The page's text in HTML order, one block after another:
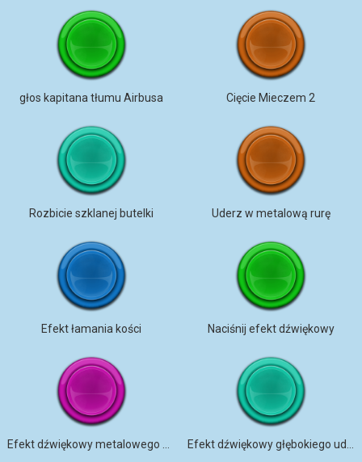
głos kapitana tłumu Airbusa Cięcie Mieczem 2
Rozbicie szklanej butelki Uderz w metalową rurę
Efekt łamania kości Naciśnij efekt dźwiękowy